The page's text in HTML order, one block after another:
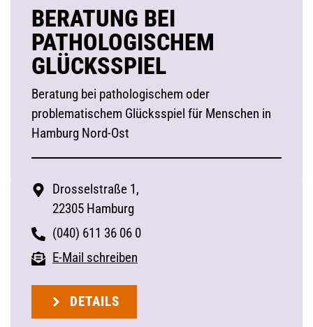
BERATUNG BEI
PATHOLOGISCHEM
GLÜCKSSPIEL
Beratung bei pathologischem oder
problematischem Glücksspiel für Menschen in
Hamburg Nord-Ost
Drosselstraße 1,
22305 Hamburg
(040) 611 36 06 0
E-Mail schreiben
DETAILS